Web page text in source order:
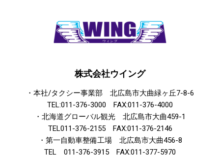
株式会社ウイング​
・本社/タクシー事業部 北広島市大曲緑ヶ丘7-8-6
TEL:011-376-3000 FAX:011-376-4000
・北海道グローバル観光 北広島市大曲459-1
TEL011-376-2155 FAX:011-376-2146
・第一自動車整備工場 北広島市大曲456-8
TEL 011-376-3915 FAX:011-377-5970